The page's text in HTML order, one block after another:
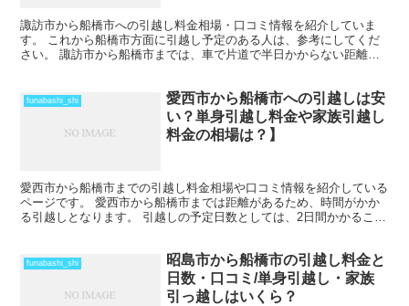
諏訪市から船橋市への引越し料金相場・口コミ情報を紹介していま
す。 これから船橋市方面に引越し予定のある人は、参考にしてくだ
さい。 諏訪市から船橋市までは、車で片道で半日かからない距離に
funabashi_shi
愛西市から船橋市への引越しは安
い？単身引越し料金や家族引越し
料金の相場は？】
愛西市から船橋市までの引越し料金相場や口コミ情報を紹介している
ページです。 愛西市から船橋市までは距離があるため、時間がかか
る引越しとなります。 引越しの予定日数としては、2日間かかること
funabashi_shi
昭島市から船橋市の引越し料金と
日数・口コミ/単身引越し・家族
引っ越しはいくら？